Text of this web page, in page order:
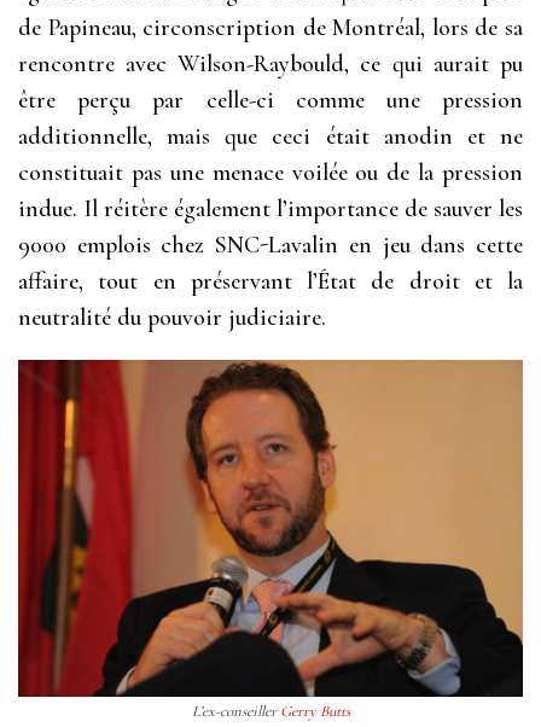
de Papineau, circonscription de Montréal, lors de sa
rencontre avec Wilson-Raybould, ce qui aurait pu
être perçu par celle-ci comme une pression
additionnelle, mais que ceci était anodin et ne
constituait pas une menace voilée ou de la pression
indue. Il réitère également l’importance de sauver les
9000 emplois chez SNC-Lavalin en jeu dans cette
affaire, tout en préservant l’État de droit et la
neutralité du pouvoir judiciaire.
L’ex-conseillerGerry Butts